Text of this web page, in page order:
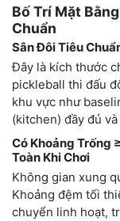
Bố Trí Mặt
Chuẩn
Sân Đôi Tiêu
Đây là kích thước
pickleball thi đấu
khu vực như
(kitchen) đầy đủ
Có Khoảng Trống
Toàn Khi Chơi
Không gian xung
Khoảng đệm tối
chuyển linh hoạt,